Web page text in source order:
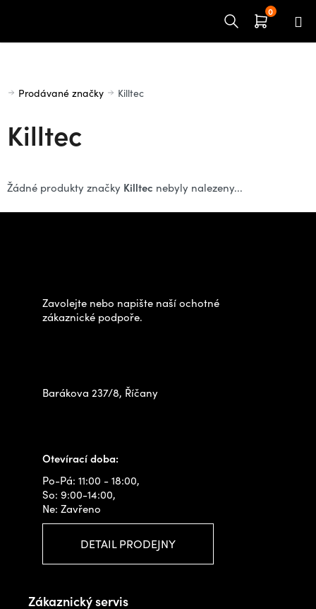
Domů
Prodávané značky Killtec
Killtec
Žádné produkty značky Killtec nebyly nalezeny...
Z
Zavolejte nebo napište naší ochotné
zákaznické podpoře.
Barákova 237/8, Říčany
Otevírací doba:
Po-Pá: 11:00 - 18:00,
So: 9:00-14:00,
Ne: Zavřeno
DETAIL PRODEJNY
Zákaznický servis